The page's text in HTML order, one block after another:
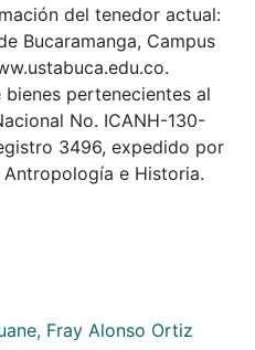
del tenedor actual:
Bucaramanga, Campus
pertenecientes al
No. ICANH-130-
3496, expedido por
e Historia.
Fray Alonso Ortiz